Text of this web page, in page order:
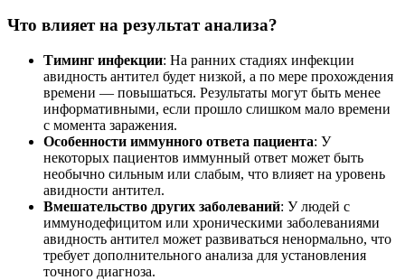
Что влияет на результат анализа?
Тиминг инфекции: На ранних стадиях инфекции
авидность антител будет низкой, а по мере прохождения
времени — повышаться. Результаты могут быть менее
информативными, если прошло слишком мало времени
с момента заражения.
Особенности иммунного ответа пациента: У
некоторых пациентов иммунный ответ может быть
необычно сильным или слабым, что влияет на уровень
авидности антител.
Вмешательство других заболеваний: У людей с
иммунодефицитом или хроническими заболеваниями
авидность антител может развиваться ненормально, что
требует дополнительного анализа для установления
точного диагноза.